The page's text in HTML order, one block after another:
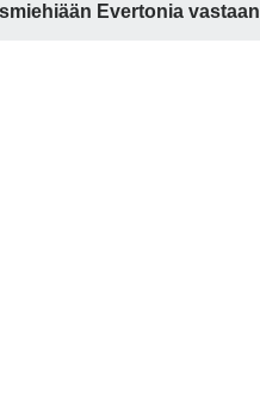
Evertonia vastaan